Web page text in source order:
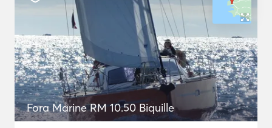
Fora Marine RM 10.50 Biquille